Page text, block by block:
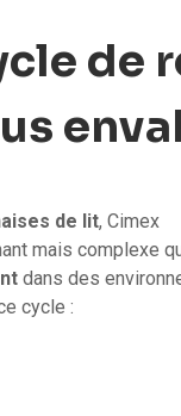
de
de lit, Cimex
mais complexe
dans des
cycle :